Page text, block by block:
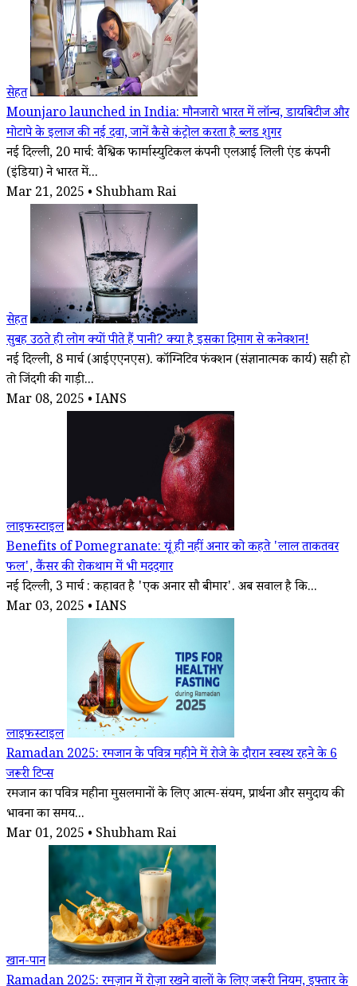
सेहत
Mounjaro launched in India: मौनजारो भारत में लॉन्च, डायबिटीज और
मोटापे के इलाज की नई दवा, जानें कैसे कंट्रोल करता है ब्लड शुगर
नई दिल्ली, 20 मार्च: वैश्विक फार्मास्युटिकल कंपनी एलआई लिली एंड कंपनी
(इंडिया) ने भारत में...
Mar 21, 2025 • Shubham Rai
सेहत
सुबह उठते ही लोग क्यों पीते हैं पानी? क्या है इसका दिमाग से कनेक्शन!
नई दिल्ली, 8 मार्च (आईएएनएस). कॉग्निटिव फंक्शन (संज्ञानात्मक कार्य) सही हो
तो जिंदगी की गाड़ी...
Mar 08, 2025 • IANS
लाइफस्टाइल
Benefits of Pomegranate: यूं ही नहीं अनार को कहते 'लाल ताकतवर
फल', कैंसर की रोकथाम में भी मददगार
नई दिल्ली, 3 मार्च : कहावत है 'एक अनार सौ बीमार'. अब सवाल है कि...
Mar 03, 2025 • IANS
लाइफस्टाइल
Ramadan 2025: रमजान के पवित्र महीने में रोजे के दौरान स्वस्थ रहने के 6
जरूरी टिप्स
रमजान का पवित्र महीना मुसलमानों के लिए आत्म-संयम, प्रार्थना और समुदाय की
भावना का समय...
Mar 01, 2025 • Shubham Rai
खान-पान